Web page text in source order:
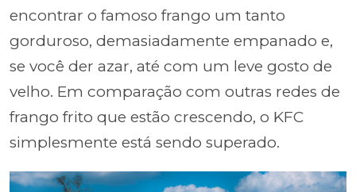
encontrar o famoso frango um tanto
gorduroso, demasiadamente empanado e,
se você der azar, até com um leve gosto de
velho. Em comparação com outras redes de
frango frito que estão crescendo, o KFC
simplesmente está sendo superado.